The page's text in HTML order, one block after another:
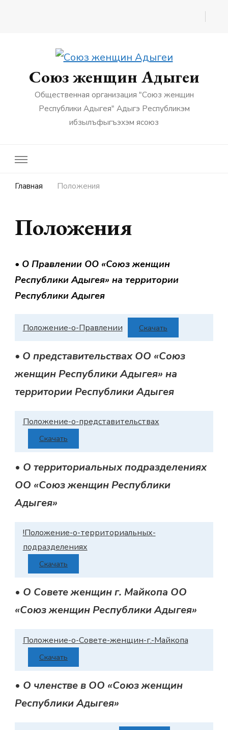
Союз женщин Адыгеи
Общественная организация "Союз женщин
Республики Адыгея" Адыгэ Республикэм
ибзылъфыгъэхэм ясоюз
Главная Положения
Положения
• О Правлении ОО «Союз женщин
Республики Адыгея» на территории
Республики Адыгея
Положение-о-Правлении Скачать
• О представительствах ОО «Союз
женщин Республики Адыгея» на
территории Республики Адыгея
Положение-о-представительствах
Скачать
• О территориальных подразделениях
ОО «Союз женщин Республики
Адыгея»
!Положение-о-территориальных-
подразделениях
Скачать
• О Совете женщин г. Майкопа ОО
«Союз женщин Республики Адыгея»
Положение-о-Совете-женщин-г.-Майкопа
Скачать
• О членстве в ОО «Союз женщин
Республики Адыгея»